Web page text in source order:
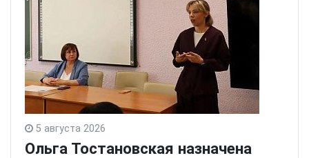
5 августа 2026
Ольга Тостановская назначена